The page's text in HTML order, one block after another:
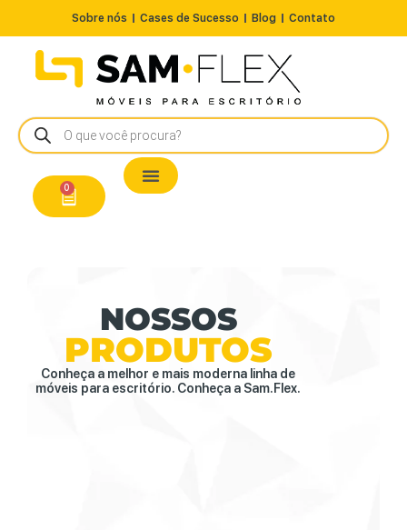
Sobre nós Cases de Sucesso Blog Contato
0
NOSSOS
PRODUTOS
Conheça a melhor e mais moderna linha de
móveis para escritório. Conheça a Sam.Flex.